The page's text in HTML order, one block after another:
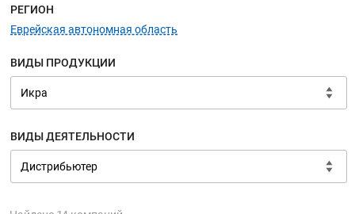
Меню навигации
РЕГИОН
Еврейская автономная область
ВИДЫ ПРОДУКЦИИ
ВИДЫ ДЕЯТЕЛЬНОСТИ